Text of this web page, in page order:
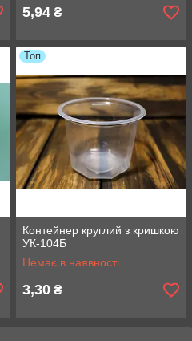
5,94 ₴
Топ
Контейнер круглий з кришкою
УК-104Б
Немає в наявності
3,30 ₴